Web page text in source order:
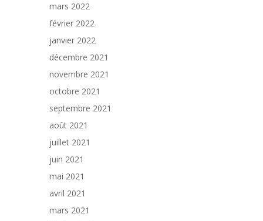
mars 2022
février 2022
janvier 2022
décembre 2021
novembre 2021
octobre 2021
septembre 2021
août 2021
juillet 2021
juin 2021
mai 2021
avril 2021
mars 2021